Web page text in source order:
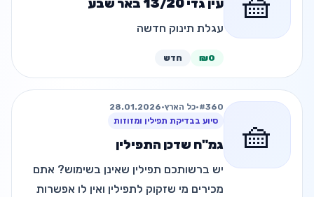
עין גדי 13/20 באר שבע
עגלת תינוק חדשה
₪0 חדש
🧺
#360
•כל הארץ•
28.01.2026
סיוע בבדיקת תפילין ומזוזות
גמ"ח שדכן התפילין
יש ברשותכם תפילין שאינן בשימוש? אתם
מכירים מי שזקוק לתפילין ואין לו אפשרות